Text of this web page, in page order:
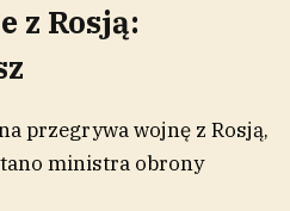
z Rosją:
przegrywa wojnę z Rosją,
ministra obrony